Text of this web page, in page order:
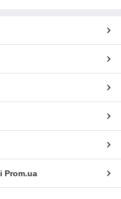
Prom.ua